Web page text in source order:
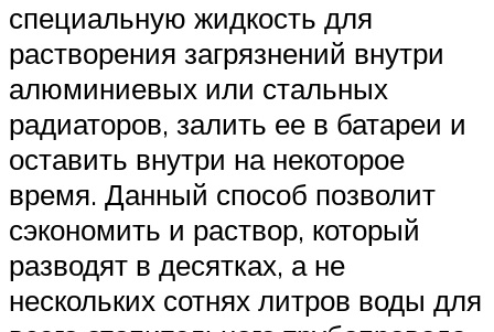
специальную жидкость для
растворения загрязнений внутри
алюминиевых или стальных
радиаторов, залить ее в батареи и
оставить внутри на некоторое
время. Данный способ позволит
сэкономить и раствор, который
разводят в десятках, а не
нескольких сотнях литров воды для